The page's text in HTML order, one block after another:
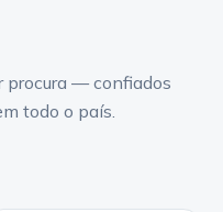
procura — confiados
todo o país.